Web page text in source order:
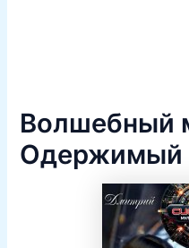
Волшебный
Одержимый